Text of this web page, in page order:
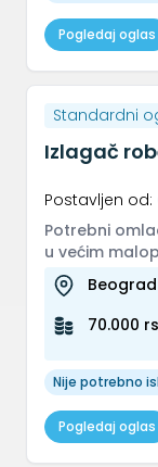
Pogledaj oglas
Standardni
Izlagač
Postavljen od:
Potrebni
u većim
izlaganjeBeograd
70.000
Nije potrebno
Pogledaj oglas